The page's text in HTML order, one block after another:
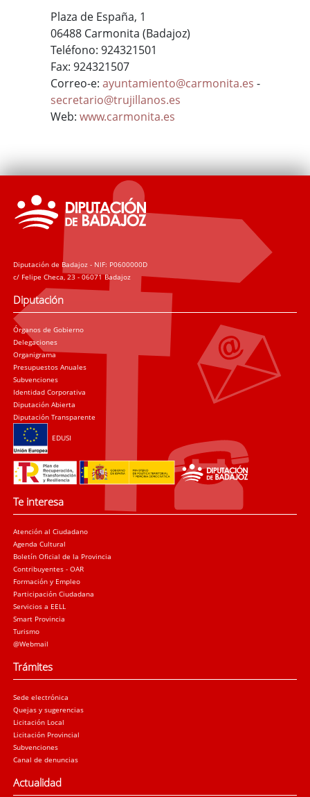
Plaza de España, 1
06488 Carmonita (Badajoz)
Teléfono: 924321501
Fax: 924321507
Correo-e: ayuntamiento@carmonita.es -
secretario@trujillanos.es
Web: www.carmonita.es
Diputación de Badajoz - NIF: P0600000D
c/ Felipe Checa, 23 - 06071 Badajoz
Diputación
Órganos de Gobierno
Delegaciones
Organigrama
Presupuestos Anuales
Subvenciones
Identidad Corporativa
Diputación Abierta
Diputación Transparente
EDUSI
Te interesa
Atención al Ciudadano
Agenda Cultural
Boletín Oficial de la Provincia
Contribuyentes - OAR
Formación y Empleo
Participación Ciudadana
Servicios a EELL
Smart Provincia
Turismo
@Webmail
Trámites
Sede electrónica
Quejas y sugerencias
Licitación Local
Licitación Provincial
Subvenciones
Canal de denuncias
Actualidad